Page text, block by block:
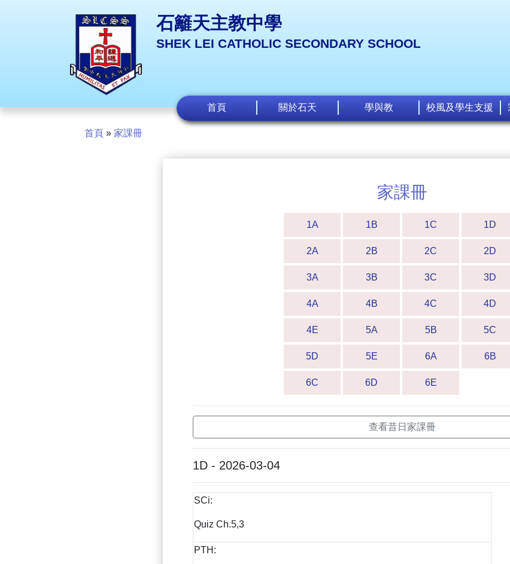
石籬天主教中學
SHEK LEI CATHOLIC SECONDARY SCHOOL
首頁 關於石天 學與教 校風及學生支援
首頁 » 家課冊
家課冊
1A 1B 1C 1D
2A 2B 2C 2D
3A 3B 3C 3D
4A 4B 4C 4D
4E 5A 5B 5C
5D 5E 6A 6B
6C 6D 6E
查看昔日家課冊
1D - 2026-03-04
SCi:
Quiz Ch.5,3
PTH: